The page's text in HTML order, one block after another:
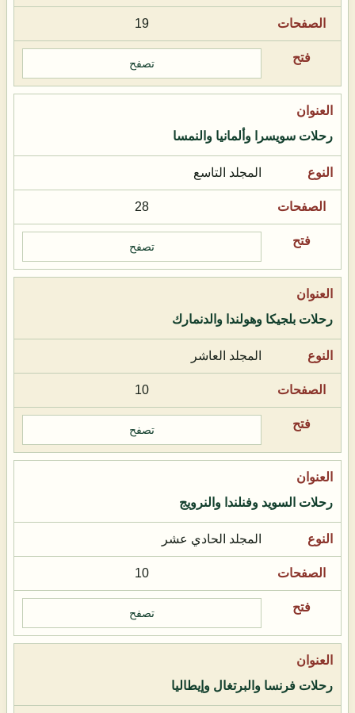
19
تصفح
رحلات سويسرا وألمانيا والنمسا
المجلد التاسع
28
تصفح
رحلات بلجيكا وهولندا والدنمارك
المجلد العاشر
10
تصفح
رحلات السويد وفنلندا والنرويج
المجلد الحادي عشر
10
تصفح
رحلات فرنسا والبرتغال وإيطاليا